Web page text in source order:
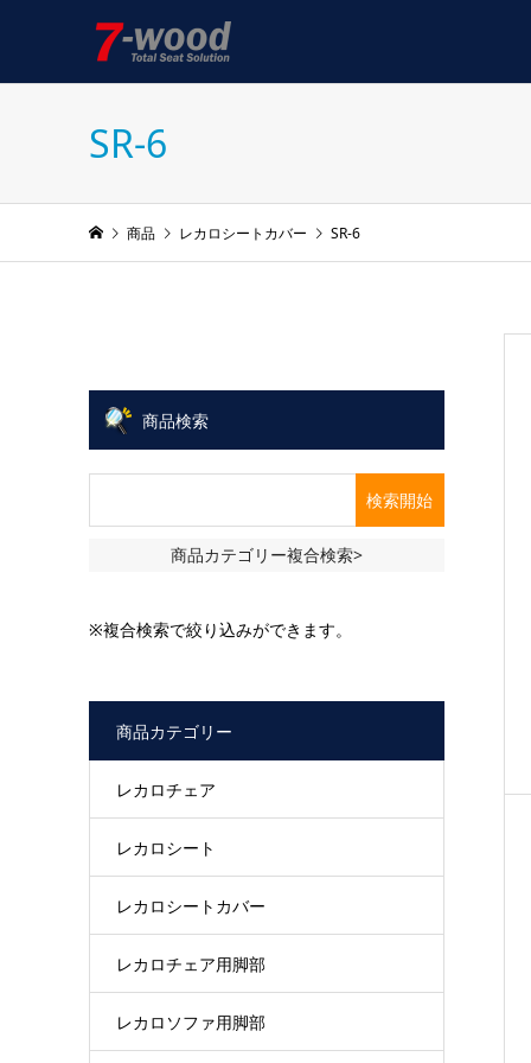
SR-6
商品 レカロシートカバー SR-6
商品検索
商品カテゴリー複合検索>
※複合検索で絞り込みができます。
商品カテゴリー
レカロチェア
レカロシート
レカロシートカバー
レカロチェア用脚部
レカロソファ用脚部